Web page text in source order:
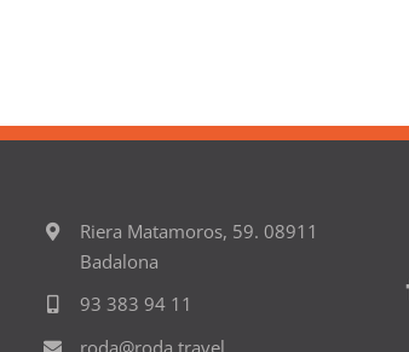
Riera Matamoros, 59. 08911
Badalona
93 383 94 11
roda@roda.travel